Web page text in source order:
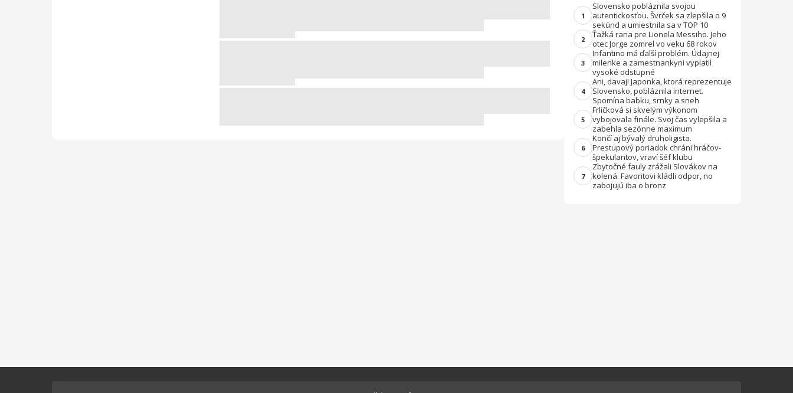
1
Slovensko pobláznila svojou
autentickosťou. Švrček sa zlepšila o 9
sekúnd a umiestnila sa v TOP 10
2
Ťažká rana pre Lionela Messiho. Jeho
otec Jorge zomrel vo veku 68 rokov
3
Infantino má ďalší problém. Údajnej
milenke a zamestnankyni vyplatil
vysoké odstupné
4
Ani, davaj! Japonka, ktorá reprezentuje
Slovensko, pobláznila internet.
Spomína babku, srnky a sneh
5
Frličková si skvelým výkonom
vybojovala finále. Svoj čas vylepšila a
zabehla sezónne maximum
6
Končí aj bývalý druholigista.
Prestupový poriadok chráni hráčov-
špekulantov, vraví šéf klubu
7
Zbytočné fauly zrážali Slovákov na
kolená. Favoritovi kládli odpor, no
zabojujú iba o bronz